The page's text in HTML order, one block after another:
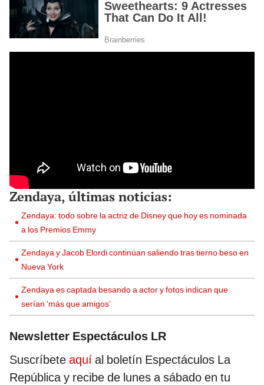
Zendaya, últimas noticias:
Zendaya: todo sobre la actriz de Disney que hoy es nominada
a los Premios Emmy
Zendaya y Jacob Elordi continúan saliendo tras tierno beso en
Nueva York
Zendaya es captada besando a actor y fotos indican que
serían ‘más que amigos’
Newsletter Espectáculos LR
Suscríbete aquí al boletín Espectáculos La
República y recibe de lunes a sábado en tu